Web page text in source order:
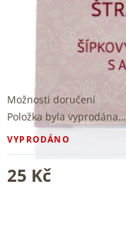
25 Kč
VYPRODÁNO
Možnosti doručení
Položka byla vyprodána…